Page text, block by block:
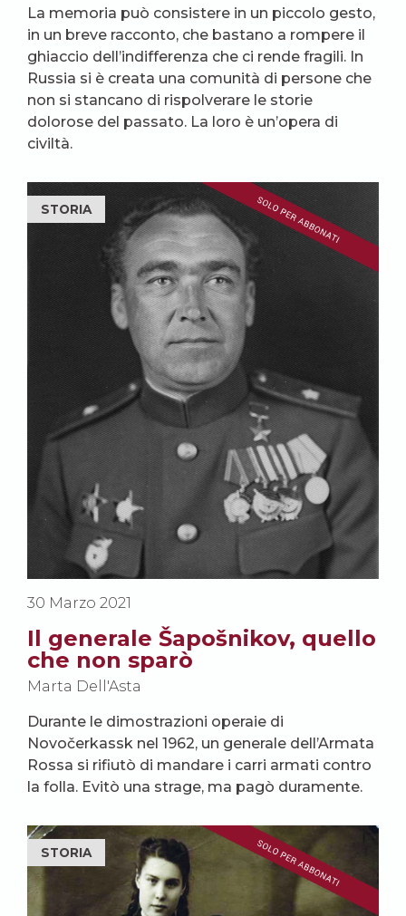
La memoria può consistere in un piccolo gesto,
in un breve racconto, che bastano a rompere il
ghiaccio dell’indifferenza che ci rende fragili. In
Russia si è creata una comunità di persone che
non si stancano di rispolverare le storie
dolorose del passato. La loro è un’opera di
civiltà.
STORIA
30 Marzo 2021
Il generale Šapošnikov, quello
che non sparò
Marta Dell'Asta
Durante le dimostrazioni operaie di
Novočerkassk nel 1962, un generale dell’Armata
Rossa si rifiutò di mandare i carri armati contro
la folla. Evitò una strage, ma pagò duramente.
STORIA